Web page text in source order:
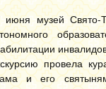
июня музей Свято-
провела
и его